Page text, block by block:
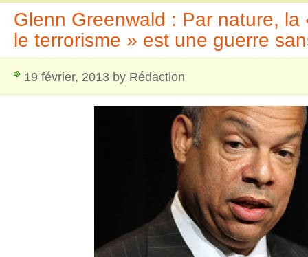
Glenn Greenwald : Par nature, la
le terrorisme » est une guerre
19 février, 2013 by Rédaction